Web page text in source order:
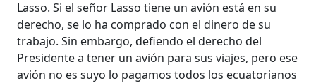
Lasso. Si el señor Lasso tiene un avión está en su
derecho, se lo ha comprado con el dinero de su
trabajo. Sin embargo, defiendo el derecho del
Presidente a tener un avión para sus viajes, pero ese
avión no es suyo lo pagamos todos los ecuatorianos